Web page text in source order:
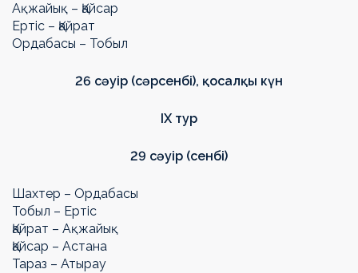
Ақжайық – Қайсар
Ертіс – Қайрат
Ордабасы – Тобыл
26 сәуір (сәрсенбі), қосалқы күн
IX тур
29 сәуір (сенбі)
Шахтер – Ордабасы
Тобыл – Ертіс
Қайрат – Ақжайық
Қайсар – Астана
Тараз – Атырау